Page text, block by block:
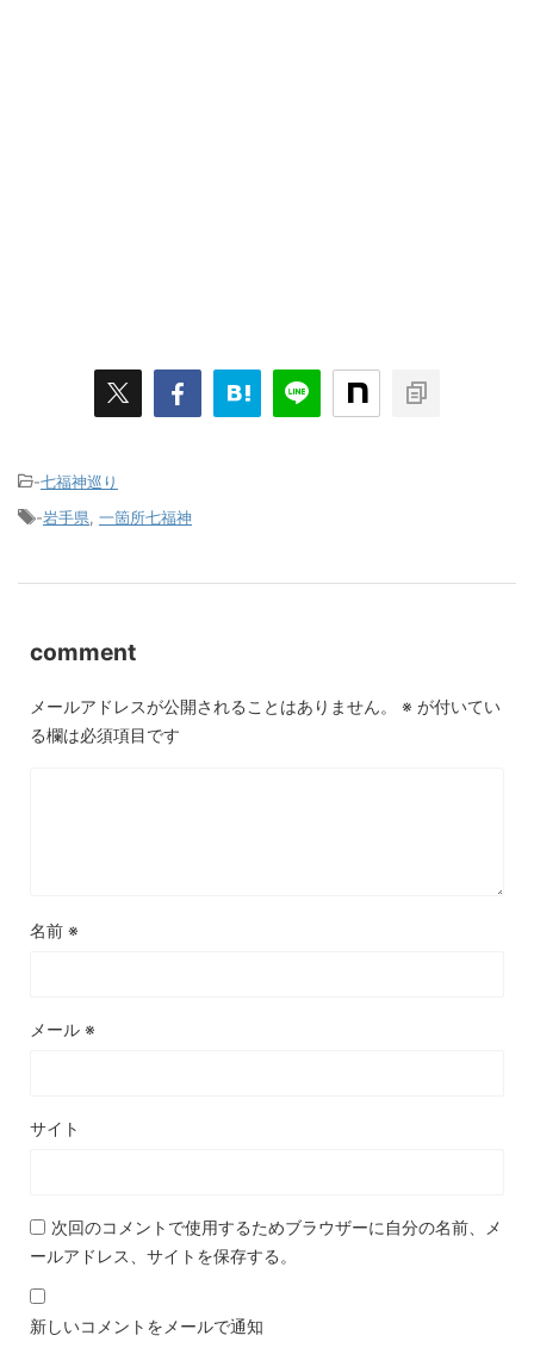
-七福神巡り
-岩手県 一箇所七福神
comment
メールアドレスが公開されることはありません。 ※ が付いてい
る欄は必須項目です
名前 ※
メール ※
サイト
次回のコメントで使用するためブラウザーに自分の名前、メ
ールアドレス、サイトを保存する。
新しいコメントをメールで通知